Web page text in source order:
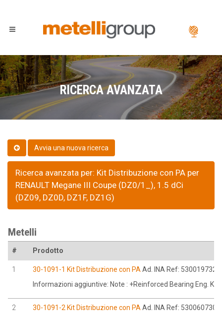
RICERCA AVANZATA
Ricerca avanzata per: Kit Distribuzione con PA per
RENAULT Megane III Coupe (DZ0/1_), 1.5 dCi
(DZ09, DZ0D, DZ1F, DZ1G)
Metelli
# Prodotto
1 30-1091-1 Kit Distribuzione con PA Ad. INA Ref: 530019732
Informazioni aggiuntive: Note : +Reinforced Bearing Eng.
2 30-1091-2 Kit Distribuzione con PA Ad. INA Ref: 530060730